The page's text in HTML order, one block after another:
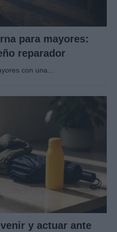
para mayores:
reparador
con una…
y actuar ante